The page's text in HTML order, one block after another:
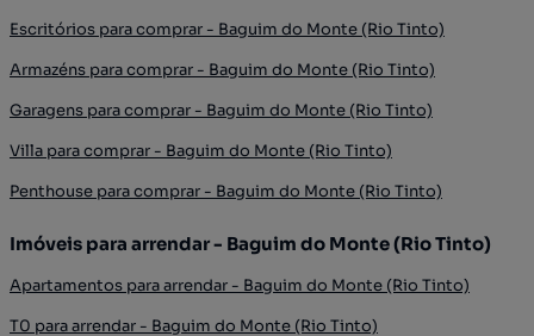
Escritórios para comprar - Baguim do Monte (Rio Tinto)
Armazéns para comprar - Baguim do Monte (Rio Tinto)
Garagens para comprar - Baguim do Monte (Rio Tinto)
Villa para comprar - Baguim do Monte (Rio Tinto)
Penthouse para comprar - Baguim do Monte (Rio Tinto)
Imóveis para arrendar - Baguim do Monte (Rio Tinto)
Apartamentos para arrendar - Baguim do Monte (Rio Tinto)
T0 para arrendar - Baguim do Monte (Rio Tinto)